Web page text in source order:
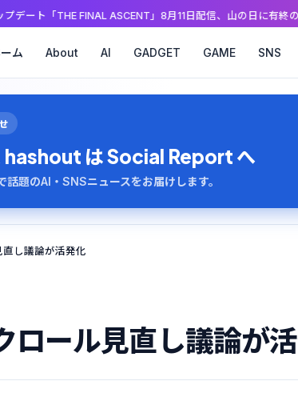
FINAL ASCENT」8月11日配信、山の日に有終の美か 「マジで
ム About AI GADGET GAME SNS
hashout は Social Report へ
題のAI・SNSニュースをお届けします。
直し議論が活発化
ロール見直し議論が